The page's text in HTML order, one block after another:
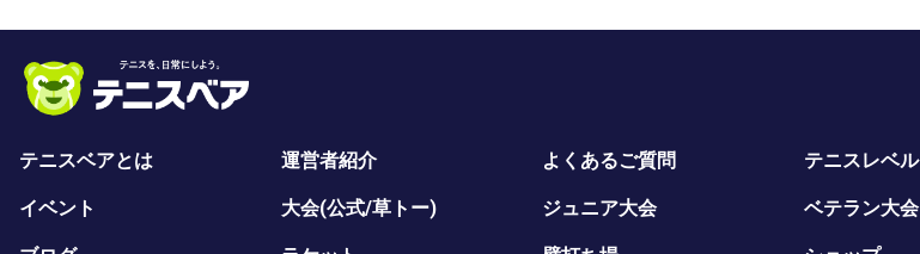
テニスベアとは 運営者紹介 よくあるご質問 テニスレベル
イベント 大会(公式/草トー) ジュニア大会 ベテラン大会